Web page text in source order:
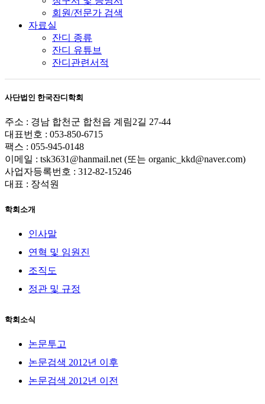
회원/전문가 검색
자료실
잔디 종류
잔디 유튜브
잔디관련서적
사단법인 한국잔디학회
주소 : 경남 합천군 합천읍 계림2길 27-44
대표번호 : 053-850-6715
팩스 : 055-945-0148
이메일 : tsk3631@hanmail.net (또는 organic_kkd@naver.com)
사업자등록번호 : 312-82-15246
대표 : 장석원
학회소개
인사말
연혁 및 임원진
조직도
정관 및 규정
학회소식
논문투고
논문검색 2012년 이후
논문검색 2012년 이전